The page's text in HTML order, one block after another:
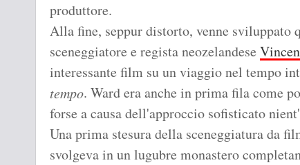
produttore.
Alla fine, seppur distorto, venne sviluppato
sceneggiatore e regista neozelandese
interessante film su un viaggio nel tempo
tempo. Ward era anche in prima fila come
forse a causa dell'approccio sofisticato
Una prima stesura della sceneggiatura da
svolgeva in un lugubre monastero